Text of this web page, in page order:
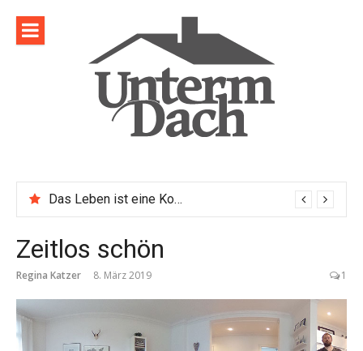
zum
Inhalt
Das Leben ist eine Komposition
Zeitlos schön
Regina Katzer 8. März 2019 1